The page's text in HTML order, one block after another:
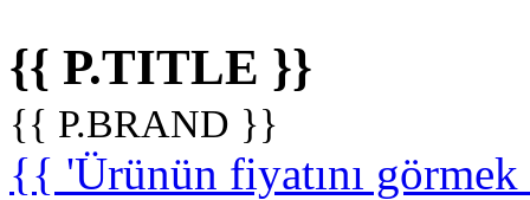
{{ P.TITLE }}
{{ P.BRAND }}
{{ 'Ürünün fiyatını